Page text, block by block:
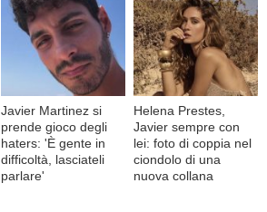
Javier Martinez si
prende gioco degli
haters: 'È gente in
difficoltà, lasciateli
parlare'
Helena Prestes,
Javier sempre con
lei: foto di coppia nel
ciondolo di una
nuova collana